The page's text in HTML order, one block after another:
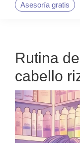
Asesoría gratis
Rutina
cabello